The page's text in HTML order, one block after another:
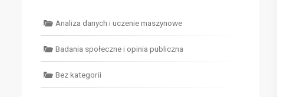
Analiza danych i uczenie maszynowe
Badania społeczne i opinia publiczna
Bez kategorii